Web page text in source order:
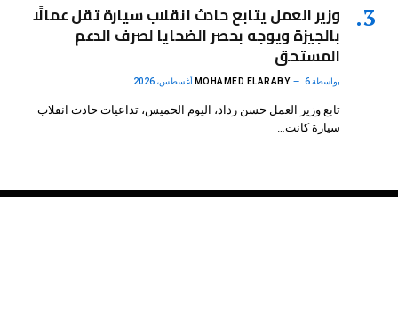
وزير العمل يتابع حادث انقلاب سيارة تقل عمالًا
بالجيزة ويوجه بحصر الضحايا لصرف الدعم
المستحق
بواسطة MOHAMED ELARABY 6 أغسطس، 2026
تابع وزير العمل حسن رداد، اليوم الخميس، تداعيات حادث انقلاب
سيارة كانت…